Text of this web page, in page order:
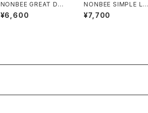
NONBEE GREAT DR
UNKER TEE black
¥6,600
NONBEE SIMPLE LO
GO HALF SLEEVE S
WEAT ash-grey
¥7,700